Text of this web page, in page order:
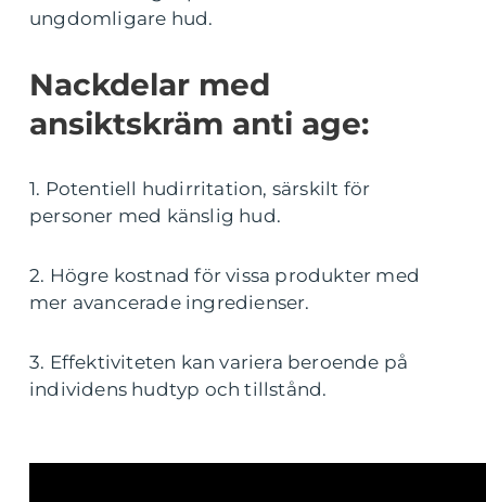
ungdomligare hud.
Nackdelar med
ansiktskräm anti age:
1. Potentiell hudirritation, särskilt för
personer med känslig hud.
2. Högre kostnad för vissa produkter med
mer avancerade ingredienser.
3. Effektiviteten kan variera beroende på
individens hudtyp och tillstånd.